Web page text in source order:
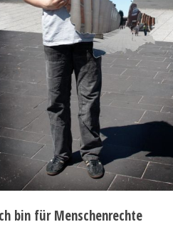
bin für Menschenrechte